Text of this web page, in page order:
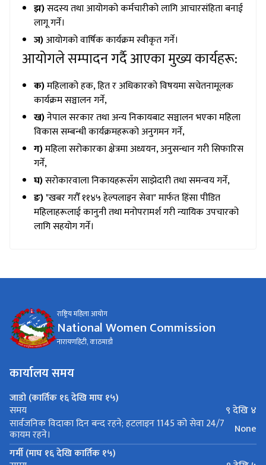
झ)सदस्य तथा आयोगको कर्मचारीको लागि आचारसंहिता बनाई
लागू गर्ने।
ञ)आयोगको वार्षिक कार्यक्रम स्वीकृत गर्ने।
आयोगले सम्पादन गर्दै आएका मुख्य कार्यहरू:
क)महिलाको हक, हित र अधिकारको विषयमा सचेतनामूलक
कार्यक्रम सञ्चालन गर्ने,
ख)नेपाल सरकार तथा अन्य निकायबाट सञ्चालन भएका महिला
विकास सम्बन्धी कार्यक्रमहरूको अनुगमन गर्ने,
ग)महिला सरोकारका क्षेत्रमा अध्ययन, अनुसन्धान गरी सिफारिस
गर्ने,
घ)सरोकारवाला निकायहरूसँग साझेदारी तथा समन्वय गर्ने,
ङ)"खबर गरौँ ११४५ हेल्पलाइन सेवा" मार्फत हिंसा पीडित
महिलाहरूलाई कानुनी तथा मनोपरामर्श गरी न्यायिक उपचारको
लागि सहयोग गर्ने।
राष्ट्रिय महिला आयोग
National Women Commission
नारायणहिटी, काठमाडौ
कार्यालय समय
जाडो (कार्तिक १६ देखि माघ १५)
समय
९ देखि ४
सार्वजनिक विदाका दिन बन्द रहने; हटलाइन 1145 को सेवा 24/7
कायम रहने।
None
गर्मी (माघ १६ देखि कार्तिक १५)